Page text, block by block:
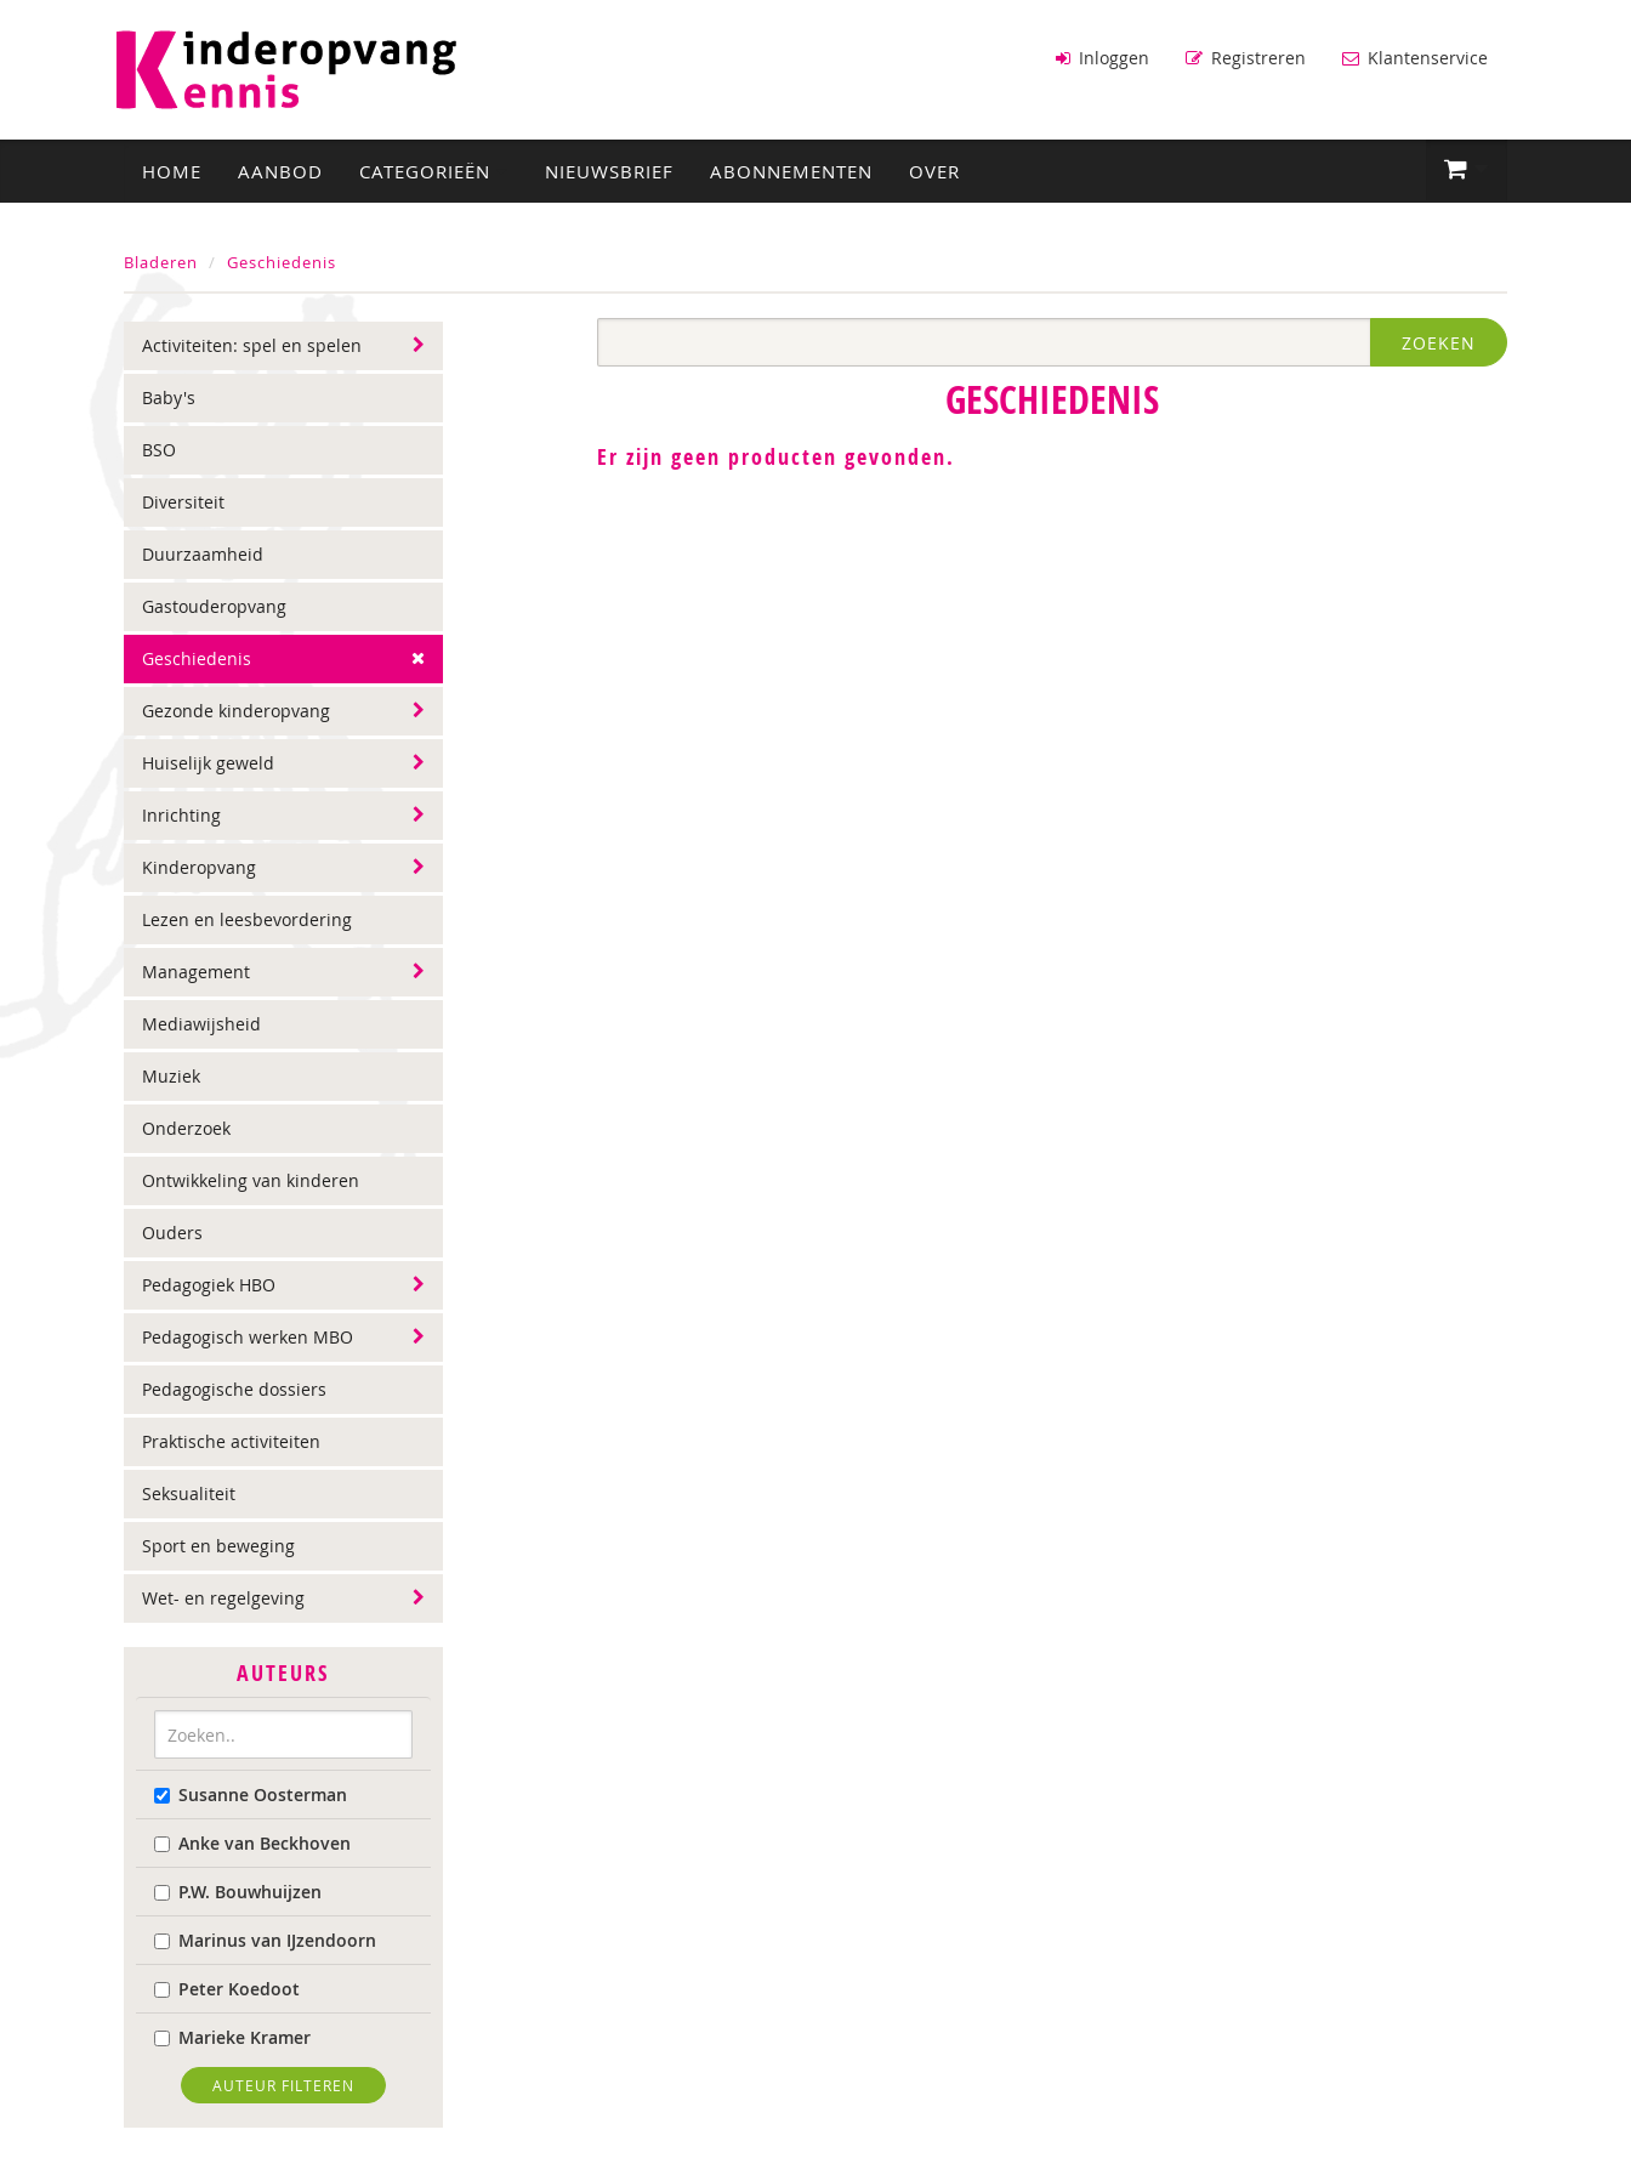
Inloggen Registreren Klantenservice
HOME AANBOD CATEGORIEËN NIEUWSBRIEF ABONNEMENTEN OVER
Bladeren Geschiedenis
Activiteiten: spel en spelen
Baby's
BSO
Diversiteit
Duurzaamheid
Gastouderopvang
Geschiedenis
Gezonde kinderopvang
Huiselijk geweld
Inrichting
Kinderopvang
Lezen en leesbevordering
Management
Mediawijsheid
Muziek
Onderzoek
Ontwikkeling van kinderen
Ouders
Pedagogiek HBO
Pedagogisch werken MBO
Pedagogische dossiers
Praktische activiteiten
Seksualiteit
Sport en beweging
Wet- en regelgeving
AUTEURS
Susanne Oosterman
Anke van Beckhoven
P.W. Bouwhuijzen
Marinus van IJzendoorn
Peter Koedoot
Marieke Kramer
Wietse de Lege
Maarten van der Linde
AUTEUR FILTEREN
ZOEKEN
GESCHIEDENIS
Er zijn geen producten gevonden.